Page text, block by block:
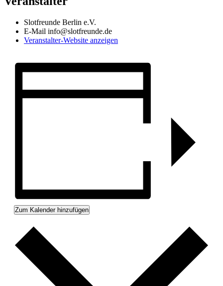
Slotfreunde Berlin e.V.
E-Mail info@slotfreunde.de
Veranstalter-Website anzeigen
Zum Kalender hinzufügen